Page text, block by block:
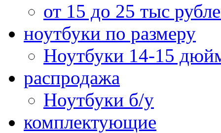
от 15 до 25 тыс
ноутбуки по размеру
Ноутбуки 14-15
распродажа
Ноутбуки б/у
комплектующие